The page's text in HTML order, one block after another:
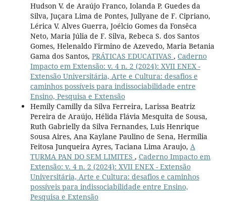
Hudson V. de Araújo Franco, Iolanda P. Guedes da
Silva, Juçara Lima de Pontes, Jullyane de F. Cipriano,
Lérica V. Alves Guerra, Joélcio Gomes da Fonsêca
Neto, Maria Júlia de F. Silva, Rebeca S. dos Santos
Gomes, Helenaldo Firmino de Azevedo, Maria Betania
Gama dos Santos, PRÁTICAS EDUCATIVAS , Caderno
Impacto em Extensão: v. 4 n. 2 (2024): XVII ENEX -
Extensão Universitária, Arte e Cultura: desafios e
caminhos possíveis para indissociabilidade entre
Ensino, Pesquisa e Extensão
Hemily Camilly da Silva Ferreira, Larissa Beatriz
Pereira de Araújo, Hélida Flávia Mesquita de Sousa,
Ruth Gabrielly da Silva Fernandes, Luis Henrique
Sousa Aires, Ana Kaylane Paulino de Sena, Hermilia
Feitosa Junqueira Ayres, Taciana Lima Araujo, A
TURMA PAN DO SEM LIMITES , Caderno Impacto em
Extensão: v. 4 n. 2 (2024): XVII ENEX - Extensão
Universitária, Arte e Cultura: desafios e caminhos
possíveis para indissociabilidade entre Ensino,
Pesquisa e Extensão